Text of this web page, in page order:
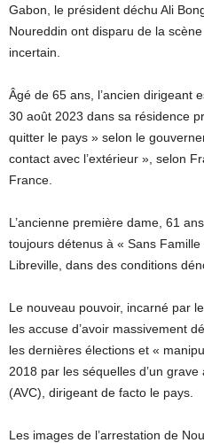
Gabon, le président déchu Ali
Noureddin ont disparu de la
incertain.
Âgé de 65 ans, l’ancien dirigeant
30 août 2023 dans sa résidence
quitter le pays » selon le
contact avec l’extérieur », selon
France.
L’ancienne première dame, 61
toujours détenus à « Sans
Libreville, dans des conditions
Le nouveau pouvoir, incarné par
les accuse d’avoir massivement
les dernières élections et «
2018 par les séquelles d’un
(AVC), dirigeant de facto le pays.
Les images de l’arrestation de